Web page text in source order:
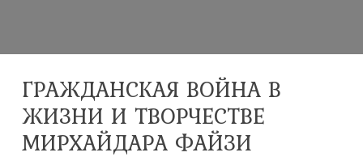
ГРАЖДАНСКАЯ ВОЙНА В
ЖИЗНИ И ТВОРЧЕСТВЕ
МИРХАЙДАРА ФАЙЗИ